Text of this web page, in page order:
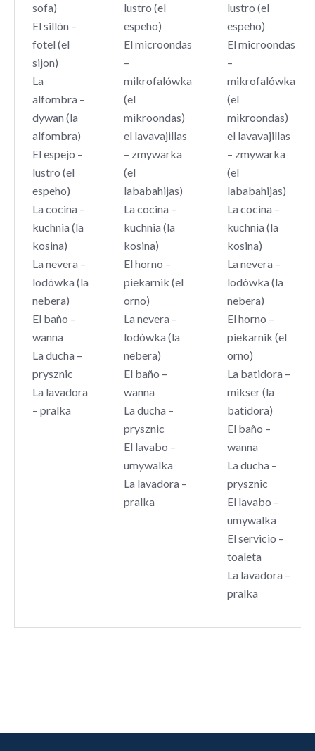
sofa)
El sillón –
fotel (el
sijon)
La
alfombra –
dywan (la
alfombra)
El espejo –
lustro (el
espeho)
La cocina –
kuchnia (la
kosina)
La nevera –
lodówka (la
nebera)
El baño –
wanna
La ducha –
prysznic
La lavadora
– pralka
lustro (el
espeho)
El microondas
–
mikrofalówka
(el
mikroondas)
el lavavajillas
– zmywarka
(el
lababahijas)
La cocina –
kuchnia (la
kosina)
El horno –
piekarnik (el
orno)
La nevera –
lodówka (la
nebera)
El baño –
wanna
La ducha –
prysznic
El lavabo –
umywalka
La lavadora –
pralka
lustro (el
espeho)
El microondas
–
mikrofalówka
(el
mikroondas)
el lavavajillas
– zmywarka
(el
lababahijas)
La cocina –
kuchnia (la
kosina)
La nevera –
lodówka (la
nebera)
El horno –
piekarnik (el
orno)
La batidora –
mikser (la
batidora)
El baño –
wanna
La ducha –
prysznic
El lavabo –
umywalka
El servicio –
toaleta
La lavadora –
pralka